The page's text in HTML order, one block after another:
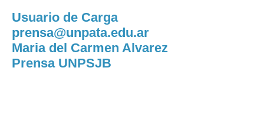
Usuario de Carga
prensa@unpata.edu.ar
Maria del Carmen Alvarez
Prensa UNPSJB